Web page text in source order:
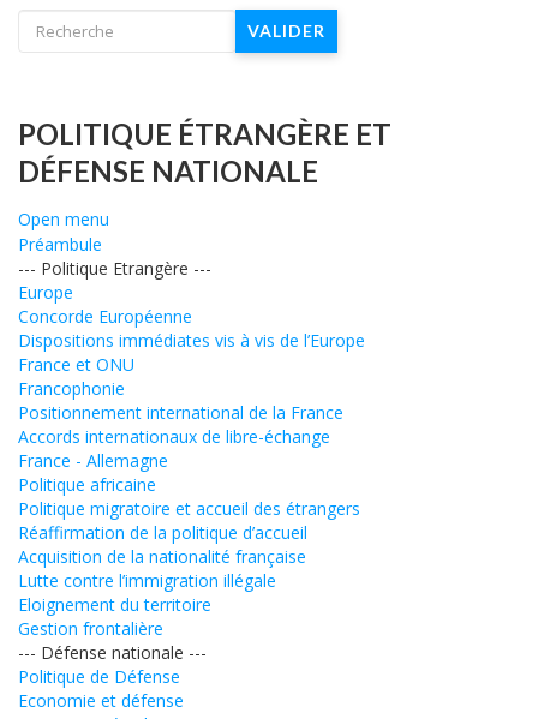
VALIDER
POLITIQUE ÉTRANGÈRE ET
DÉFENSE NATIONALE
Open menu
Préambule
--- Politique Etrangère ---
Europe
Concorde Européenne
Dispositions immédiates vis à vis de l’Europe
France et ONU
Francophonie
Positionnement international de la France
Accords internationaux de libre-échange
France - Allemagne
Politique africaine
Politique migratoire et accueil des étrangers
Réaffirmation de la politique d’accueil
Acquisition de la nationalité française
Lutte contre l’immigration illégale
Eloignement du territoire
Gestion frontalière
--- Défense nationale ---
Politique de Défense
Economie et défense